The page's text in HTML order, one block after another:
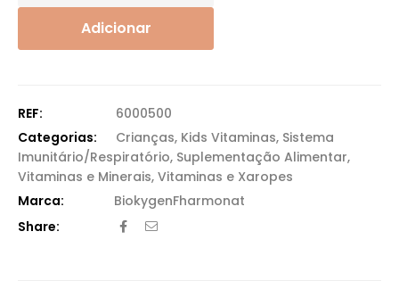
Adicionar
REF:
6000500
Categorias:
Crianças, Kids Vitaminas, Sistema
Imunitário/Respiratório, Suplementação Alimentar,
Vitaminas e Minerais, Vitaminas e Xaropes
BiokygenFharmonat
Share: